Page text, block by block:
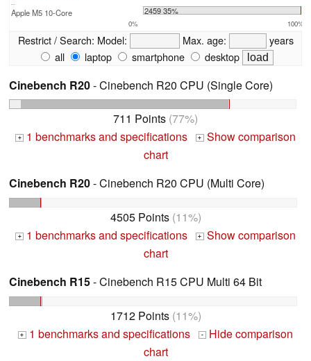
Apple M5 10-Core 2459 35%
0% 100%
Restrict / Search: Model: Max. age:
years
all
laptop smartphone desktop
Cinebench R20- Cinebench R20 CPU (Single Core)
711 Points (77%)
+ 1 benchmarks and specifications + Show comparison
chart
Cinebench R20- Cinebench R20 CPU (Multi Core)
4505 Points(11%)
+ 1 benchmarks and specifications + Show comparison
chart
Cinebench R15- Cinebench R15 CPU Multi 64 Bit
1712 Points(11%)
+ 1 benchmarks and specifications -
Hide comparison
chart